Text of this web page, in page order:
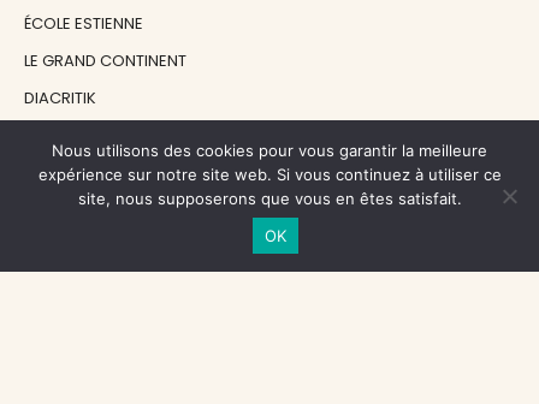
ÉCOLE ESTIENNE
LE GRAND CONTINENT
DIACRITIK
NOS SOUTIENS
CENTRE NATIONAL DU LIVRE
Nous utilisons des cookies pour vous garantir la meilleure
expérience sur notre site web. Si vous continuez à utiliser ce
site, nous supposerons que vous en êtes satisfait.
OK